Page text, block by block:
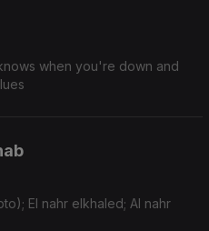
when you're down and
El nahr elkhaled; Al nahr